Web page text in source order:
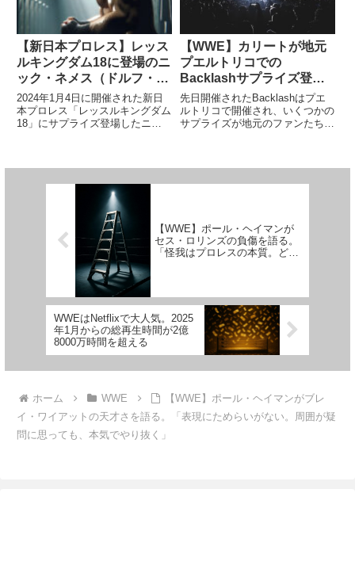
【新日本プロレス】レッス
ルキングダム18に登場のニ
ック・ネメス（ドルフ・ジ
グラー）が「お尋ね者」動
画を公開。弟ゾンビに
FATALITY
2024年1月4日に開催された新日
本プロレス「レッスルキングダム
18」にサプライズ登場したニッ
晴らしいテクニックの持ち主で
【WWE】カリートが地元
プエルトリコでの
Backlashサプライズ登場
を振り返る。「情報がリー
クされなかったのはクー
ル」
先日開催されたBacklashはプエ
ルトリコで開催され、いくつかの
サプライズが地元のファンたちを
ッチでは、彼と同じくプエ...
【WWE】ポール・ヘイマンが
セス・ロリンズの負傷を語る。
「怪我はプロレスの本質。どう
WWEはNetflixで大人気。2025
年1月からの総再生時間が2億
8000万時間を超える
ホーム WWE
【WWE】ポール・ヘイマンがブレ
イ・ワイアットの天才さを語る。「表現にためらいがない。周囲が疑
問に思っても、本気でやり抜く」